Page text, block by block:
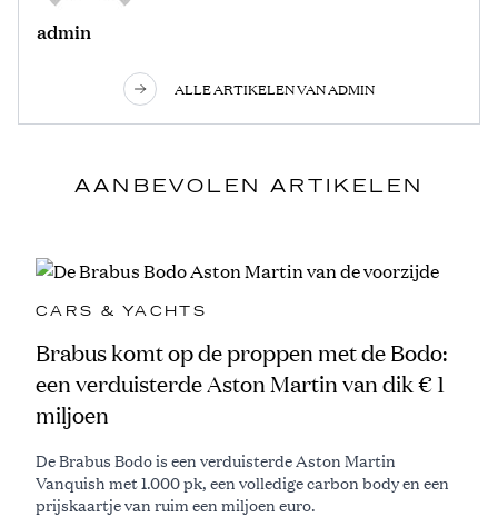
admin
ALLE ARTIKELEN VAN ADMIN
AANBEVOLEN ARTIKELEN
CARS & YACHTS
Brabus komt op de proppen met de Bodo:
een verduisterde Aston Martin van dik € 1
miljoen
De Brabus Bodo is een verduisterde Aston Martin
Vanquish met 1.000 pk, een volledige carbon body en een
prijskaartje van ruim een miljoen euro.